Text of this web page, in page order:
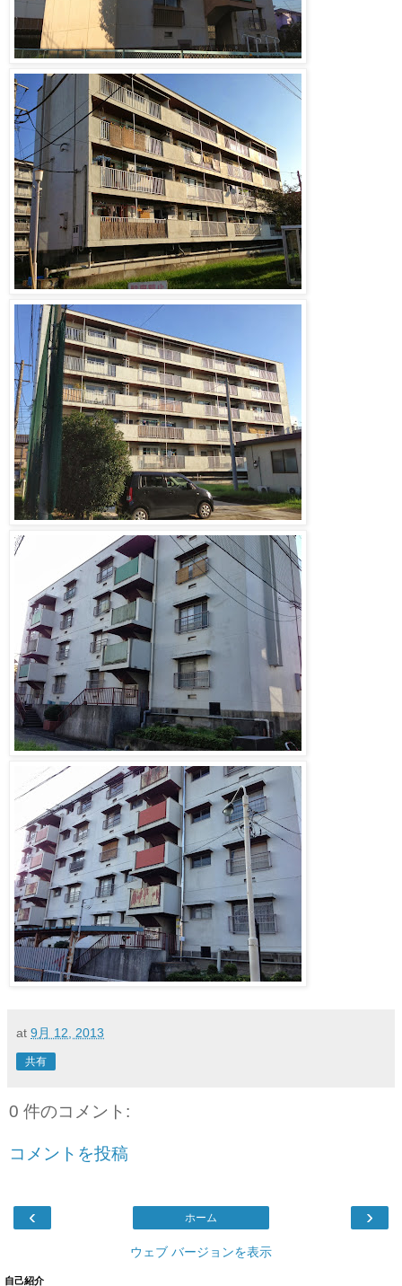
at 9月 12, 2013
共有
0 件のコメント:
コメントを投稿
‹ ›
ホーム
ウェブ バージョンを表示
自己紹介